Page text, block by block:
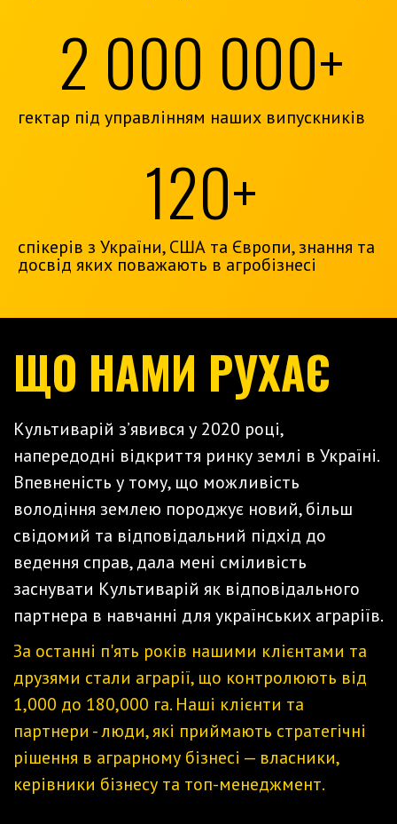
2 000 000+
гектар під управлінням наших випускників
120+
спікерів з України, США та Європи, знання та
досвід яких поважають в агробізнесі
ЩО НАМИ РУХАЄ
Культиварій з’явився у 2020 році,
напередодні відкриття ринку землі в Україні.
Впевненість у тому, що можливість
володіння землею породжує новий, більш
свідомий та відповідальний підхід до
ведення справ, дала мені сміливість
заснувати Культиварій як відповідального
партнера в навчанні для українських аграріїв.
За останні п'ять років нашими клієнтами та
друзями стали аграрії, що контролюють від
1,000 до 180,000 га. Наші клієнти та
партнери - люди, які приймають стратегічні
рішення в аграрному бізнесі — власники,
керівники бізнесу та топ-менеджмент.